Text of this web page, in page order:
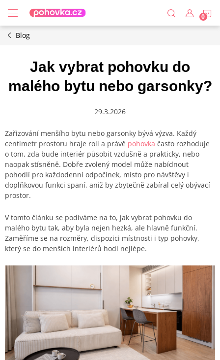
obsah
Blog
Jak vybrat pohovku do
malého bytu nebo garsonky?
29.3.2026
Zařizování menšího bytu nebo garsonky bývá výzva. Každý
centimetr prostoru hraje roli a právě pohovka často rozhoduje
o tom, zda bude interiér působit vzdušně a prakticky, nebo
naopak stísněně. Dobře zvolený model může nabídnout
pohodlí pro každodenní odpočinek, místo pro návštěvy i
doplňkovou funkci spaní, aniž by zbytečně zabíral celý obývací
prostor.
V tomto článku se podíváme na to, jak vybrat pohovku do
malého bytu tak, aby byla nejen hezká, ale hlavně funkční.
Zaměříme se na rozměry, dispozici místnosti i typ pohovky,
který se do menších interiérů hodí nejlépe.